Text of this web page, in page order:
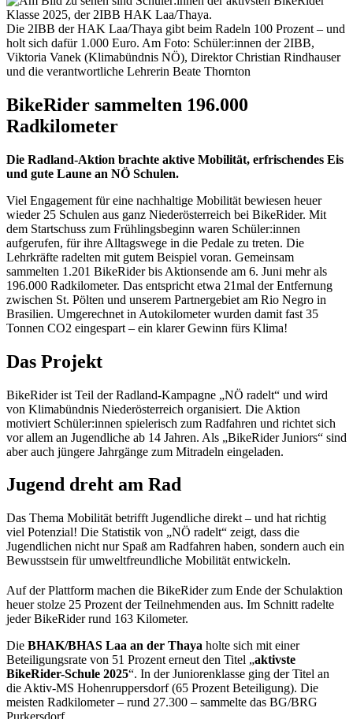
Die 2IBB der HAK Laa/Thaya gibt beim Radeln 100 Prozent – und
holt sich dafür 1.000 Euro. Am Foto: Schüler:innen der 2IBB,
Viktoria Vanek (Klimabündnis NÖ), Direktor Christian Rindhauser
und die verantwortliche Lehrerin Beate Thornton
BikeRider sammelten 196.000
Radkilometer
Die Radland-Aktion brachte aktive Mobilität, erfrischendes Eis
und gute Laune an NÖ Schulen.
Viel Engagement für eine nachhaltige Mobilität bewiesen heuer
wieder 25 Schulen aus ganz Niederösterreich bei BikeRider. Mit
dem Startschuss zum Frühlingsbeginn waren Schüler:innen
aufgerufen, für ihre Alltagswege in die Pedale zu treten. Die
Lehrkräfte radelten mit gutem Beispiel voran. Gemeinsam
sammelten 1.201 BikeRider bis Aktionsende am 6. Juni mehr als
196.000 Radkilometer. Das entspricht etwa 21mal der Entfernung
zwischen St. Pölten und unserem Partnergebiet am Rio Negro in
Brasilien. Umgerechnet in Autokilometer wurden damit fast 35
Tonnen CO2 eingespart – ein klarer Gewinn fürs Klima!
Das Projekt
BikeRider ist Teil der Radland-Kampagne „NÖ radelt“ und wird
von Klimabündnis Niederösterreich organisiert. Die Aktion
motiviert Schüler:innen spielerisch zum Radfahren und richtet sich
vor allem an Jugendliche ab 14 Jahren. Als „BikeRider Juniors“ sind
aber auch jüngere Jahrgänge zum Mitradeln eingeladen.
Jugend dreht am Rad
Das Thema Mobilität betrifft Jugendliche direkt – und hat richtig
viel Potenzial! Die Statistik von „NÖ radelt“ zeigt, dass die
Jugendlichen nicht nur Spaß am Radfahren haben, sondern auch ein
Bewusstsein für umweltfreundliche Mobilität entwickeln.
Auf der Plattform machen die BikeRider zum Ende der Schulaktion
heuer stolze 25 Prozent der Teilnehmenden aus. Im Schnitt radelte
jeder BikeRider rund 163 Kilometer.
Die BHAK/BHAS Laa an der Thaya holte sich mit einer
Beteiligungsrate von 51 Prozent erneut den Titel „aktivste
BikeRider-Schule 2025“. In der Juniorenklasse ging der Titel an
die Aktiv-MS Hohenruppersdorf (65 Prozent Beteiligung). Die
meisten Radkilometer – rund 27.300 – sammelte das BG/BRG